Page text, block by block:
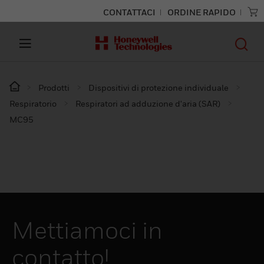
CONTATTACI ORDINE RAPIDO
Prodotti
Dispositivi di protezione individuale
Respiratorio
Respiratori ad adduzione d'aria (SAR)
MC95
Mettiamoci in
contatto!